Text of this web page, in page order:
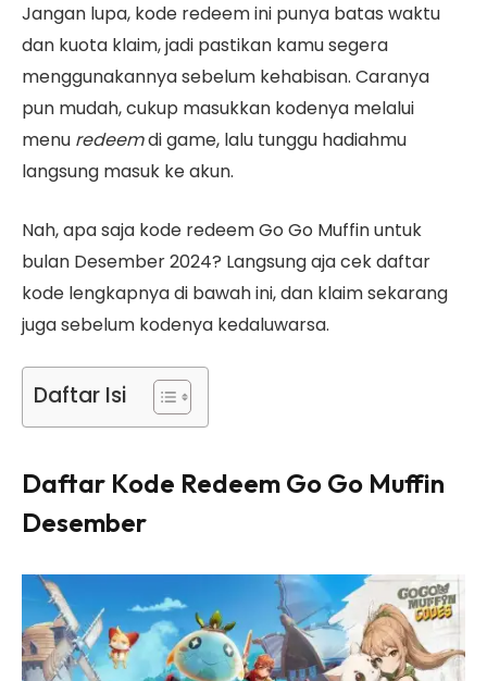
Jangan lupa, kode redeem ini punya batas waktu
dan kuota klaim, jadi pastikan kamu segera
menggunakannya sebelum kehabisan. Caranya
pun mudah, cukup masukkan kodenya melalui
menu redeemdi game, lalu tunggu hadiahmu
langsung masuk ke akun.
Nah, apa saja kode redeem Go Go Muffin untuk
bulan Desember 2024? Langsung aja cek daftar
kode lengkapnya di bawah ini, dan klaim sekarang
juga sebelum kodenya kedaluwarsa.
Daftar Isi
Daftar Kode Redeem Go Go Muffin
Desember